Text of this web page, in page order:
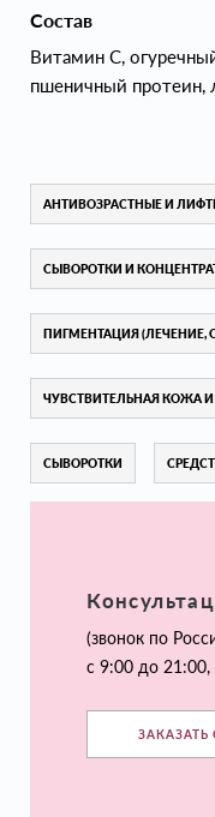
Состав
Витамин С,
пшеничный протеин,
АНТИВОЗРАСТНЫЕ И
СЫВОРОТКИ И
ПИГМЕНТАЦИЯ (ЛЕЧЕНИЕ,
ЧУВСТВИТЕЛЬНАЯ КОЖА И
СЫВОРОТКИ
(звонок по
с 9:00 до